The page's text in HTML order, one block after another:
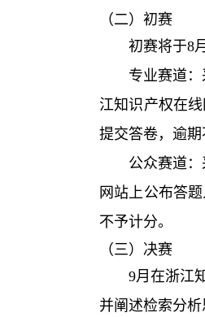
（二）初赛
初赛将于8月
专业赛道
江知识产权在
提交答卷，逾期
公众赛道
网站上公布答
不予计分。
（三）决赛
9月在浙江
并阐述检索分